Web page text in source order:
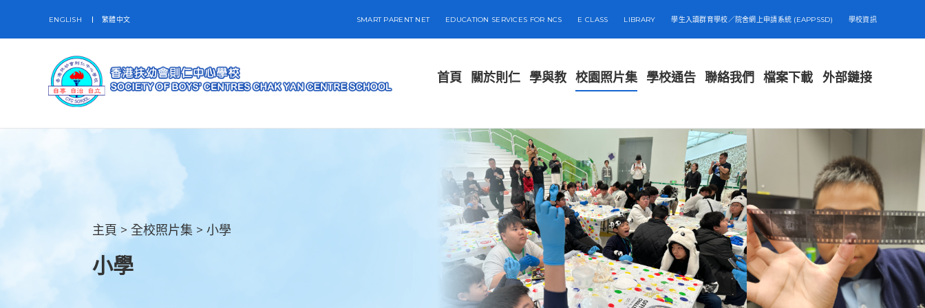
ENGLISH 繁體中文 SMART PARENT NET EDUCATION SERVICES FOR NCS E CLASS LIBRARY 學生入讀群育學校／院舍網上申請系統 (EAPPSSD) 學校資訊
首頁 關於則仁 學與教 校園照片集 學校通告 聯絡我們 檔案下載 外部鏈接
主頁 > 全校照片集 >小學
小學